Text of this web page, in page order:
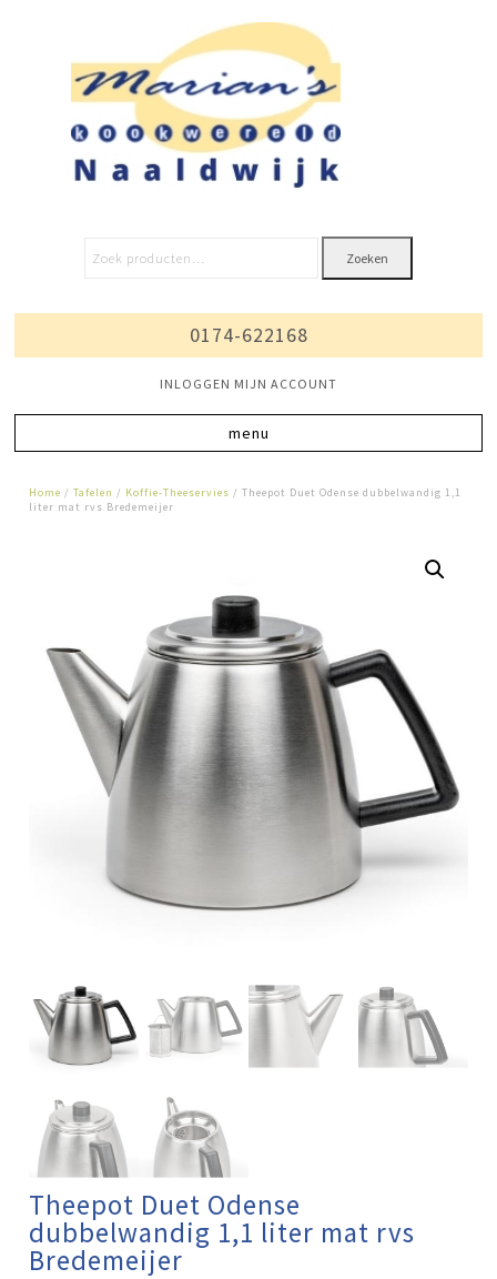
Zoeken
0174-622168
INLOGGEN MIJN ACCOUNT
Home /Tafelen / Koffie-Theeservies / Theepot Duet Odense dubbelwandig 1,1
liter mat rvs Bredemeijer
Theepot Duet Odense
dubbelwandig 1,1 liter mat rvs
Bredemeijer